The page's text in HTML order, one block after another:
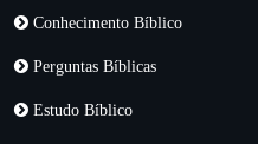
Conhecimento Bíblico
Perguntas Bíblicas
Estudo Bíblico